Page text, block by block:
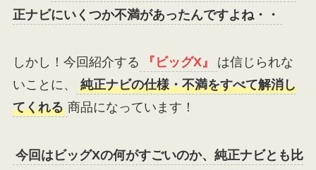
正ナビにいくつか不満があったんですよね・・
しかし！今回紹介する 『ビッグX』
は信じられな
いことに、
純正ナビの仕様・不満をすべて解消し
てくれる 商品になっています！
今回はビッグXの何がすごいのか、純正ナビとも比